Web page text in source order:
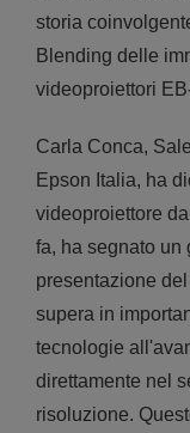
storia
Blending delle
videoproiettori
Carla Conca,
Epson Italia, ha
videoproiettore
fa, ha segnato un
presentazione
supera in
tecnologie
direttamente nel
risoluzione.